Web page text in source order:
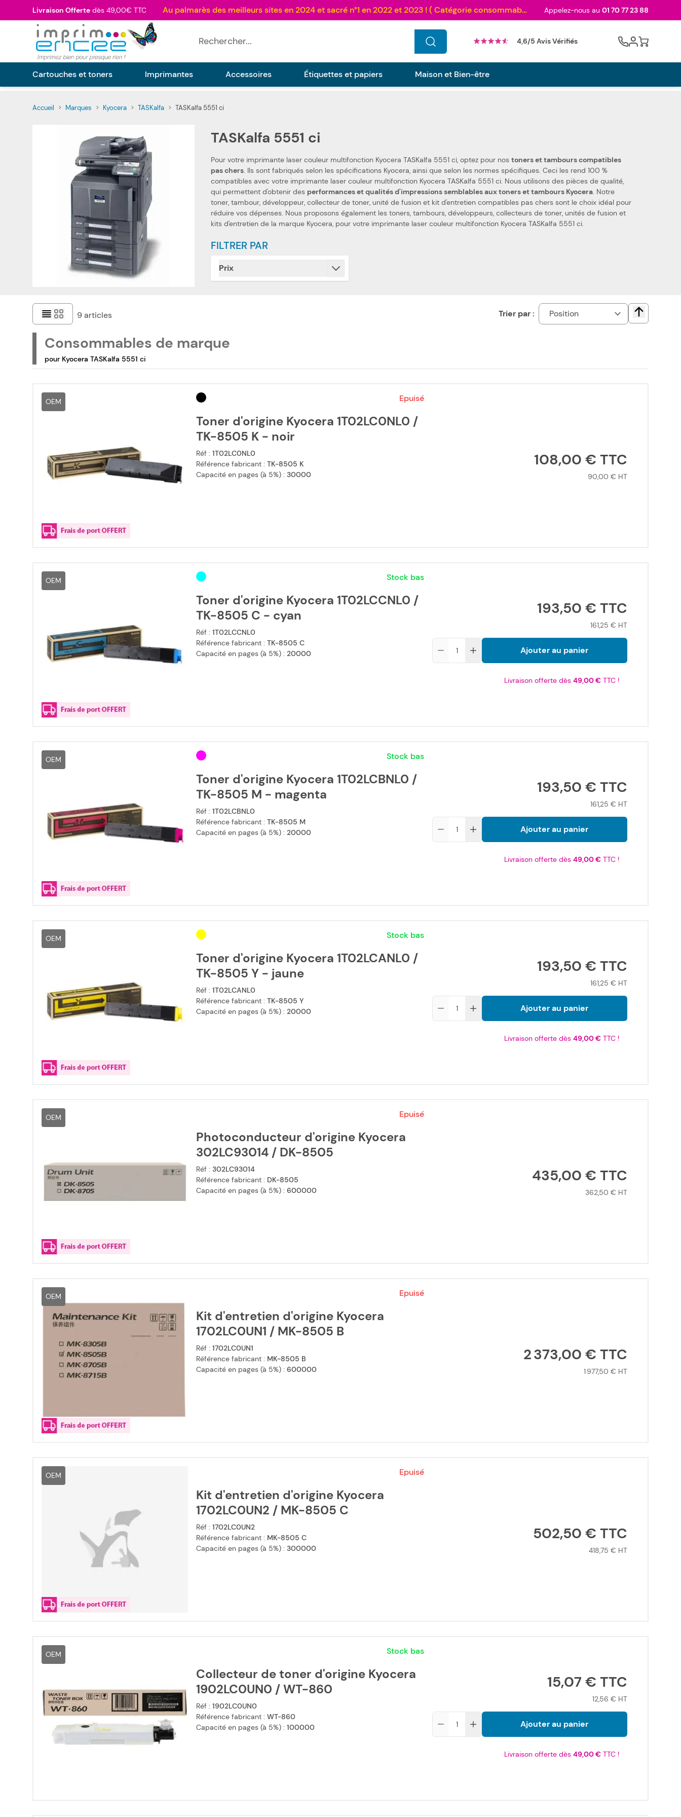
Livraison Offerte dès 49,00€ TTC Au palmarès des meilleurs sites en 2024 et sacré n°1 en 2022 et 2023 ! ( Catégorie consommables) Appelez-nous au 01 70 77 23 88
4,6/5 Avis Vérifiés Cart
Cartouches et toners Imprimantes Accessoires Étiquettes et papiers Maison et Bien-être
Accueil > Marques > Kyocera > TASKalfa > TASKalfa 5551 ci
TASKalfa 5551 ci
Pour votre imprimante laser couleur multifonction Kyocera TASKalfa 5551 ci, optez pour nos toners et tambours compatibles
pas chers. Ils sont fabriqués selon les spécifications Kyocera, ainsi que selon les normes spécifiques. Ceci les rend 100 %
compatibles avec votre imprimante laser couleur multifonction Kyocera TASKalfa 5551 ci. Nous utilisons des pièces de qualité,
qui permettent d'obtenir des performances et qualités d'impressions semblables aux toners et tambours Kyocera. Notre
toner, tambour, développeur, collecteur de toner, unité de fusion et kit d'entretien compatibles pas chers sont le choix idéal pour
réduire vos dépenses. Nous proposons également les toners, tambours, développeurs, collecteurs de toner, unités de fusion et
kits d'entretien de la marque Kyocera, pour votre imprimante laser couleur multifonction Kyocera TASKalfa 5551 ci.
FILTRER PAR
Prix
filter
9articles Trier par : Change
Consommables de marque
pour Kyocera TASKalfa 5551 ci
OEM Epuisé
Toner d'origine Kyocera 1T02LC0NL0 /
TK-8505 K - noir
Réf : 1T02LC0NL0
Référence fabricant : TK-8505 K
Capacité en pages (à 5%) : 30000
108,00 €
90,00 €
OEM Stock bas
Toner d'origine Kyocera 1T02LCCNL0 /
TK-8505 C - cyan
Réf : 1T02LCCNL0
Référence fabricant : TK-8505 C
Capacité en pages (à 5%) : 20000
193,50 €
161,25 €
Ajouter au panier
Livraison offerte dès 49,00 €TTC !
OEM Stock bas
Toner d'origine Kyocera 1T02LCBNL0 /
TK-8505 M - magenta
Réf : 1T02LCBNL0
Référence fabricant : TK-8505 M
Capacité en pages (à 5%) : 20000
193,50 €
161,25 €
Ajouter au panier
Livraison offerte dès 49,00 €TTC !
OEM Stock bas
Toner d'origine Kyocera 1T02LCANL0 /
TK-8505 Y - jaune
Réf : 1T02LCANL0
Référence fabricant : TK-8505 Y
Capacité en pages (à 5%) : 20000
193,50 €
161,25 €
Ajouter au panier
Livraison offerte dès 49,00 €TTC !
OEM Epuisé
Photoconducteur d'origine Kyocera
302LC93014 / DK-8505
Réf : 302LC93014
Référence fabricant : DK-8505
Capacité en pages (à 5%) : 600000
435,00 €
362,50 €
OEM Epuisé
Kit d'entretien d'origine Kyocera
1702LC0UN1 / MK-8505 B
Réf : 1702LC0UN1
Référence fabricant : MK-8505 B
Capacité en pages (à 5%) : 600000
2 373,00 €
1 977,50 €
OEM Epuisé
Kit d'entretien d'origine Kyocera
1702LC0UN2 / MK-8505 C
Réf : 1702LC0UN2
Référence fabricant : MK-8505 C
Capacité en pages (à 5%) : 300000
502,50 €
418,75 €
OEM Stock bas
Collecteur de toner d'origine Kyocera
1902LC0UN0 / WT-860
Réf : 1902LC0UN0
Référence fabricant : WT-860
Capacité en pages (à 5%) : 100000
15,07 €
12,56 €
Ajouter au panier
Livraison offerte dès 49,00 €TTC !